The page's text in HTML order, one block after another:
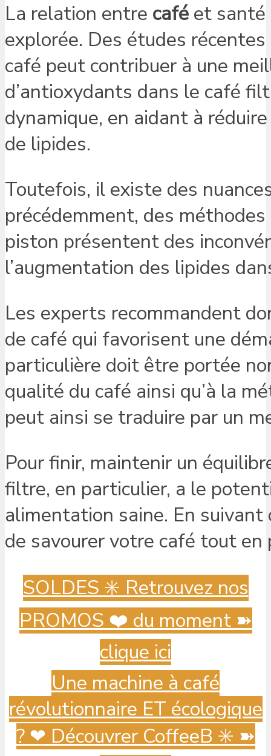
La relation entre café et santé
explorée. Des études
café peut contribuer à une
d’antioxydants dans le café
dynamique, en aidant à
de lipides.
Toutefois, il existe des
précédemment, des
piston présentent des
l’augmentation des lipides
Les experts recommandent
de café qui favorisent une
particulière doit être portée
qualité du café ainsi qu’à la
peut ainsi se traduire par un
Pour finir, maintenir un
filtre, en particulier, a le
alimentation saine. En
de savourer votre café tout
SOLDES ✳️ Retrouvez nos
PROMOS ❤️ du moment ➽
clique ici
Une machine à café
révolutionnaire ET écologique
? ️❤ Découvrer CoffeeB ✳️ ➽